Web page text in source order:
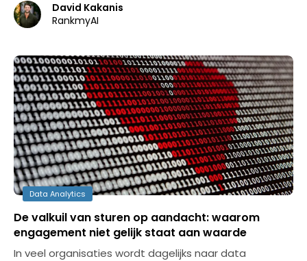
David Kakanis
RankmyAI
Data Analytics
De valkuil van sturen op aandacht: waarom
engagement niet gelijk staat aan waarde
In veel organisaties wordt dagelijks naar data